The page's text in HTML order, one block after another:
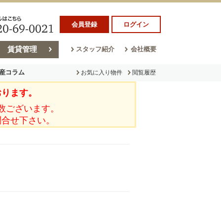
会員登録 ログイン
賃貸管理 スタッフ紹介 会社概要
コラム
ム
お気に入り物件 閲覧履歴
ます。
ざいます。
せ下さい。